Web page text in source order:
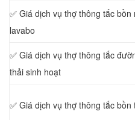
✅ Giá dịch vụ thợ thông tắc bồn
lavabo
‎✅ Giá dịch vụ thợ thông tắc
thải sinh hoạt
✅ Giá dịch vụ thợ thông tắc bồn